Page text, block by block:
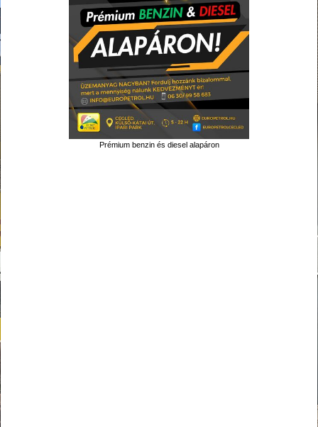
Prémium benzin és diesel alapáron